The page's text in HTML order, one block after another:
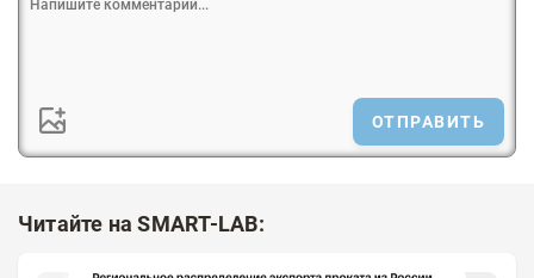
ОТПРАВИТЬ
Читайте на SMART-LAB: